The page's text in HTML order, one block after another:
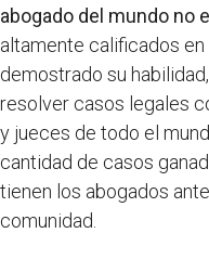
abogado del mundo no
altamente calificados
demostrado su
resolver casos legales
y jueces de todo el
cantidad de casos
tienen los abogados
comunidad.